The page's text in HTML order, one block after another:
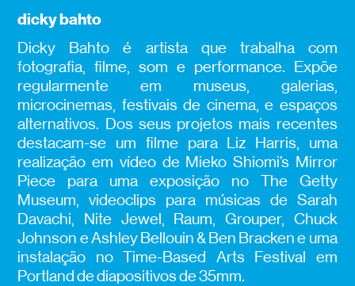
dicky bahto
Dicky Bahto é artista que trabalha com
fotografia, filme, som e performance. Expõe
regularmente em museus, galerias,
microcinemas, festivais de cinema, e espaços
alternativos. Dos seus projetos mais recentes
destacam-se um filme para Liz Harris, uma
realização em vídeo de Mieko Shiomi’s Mirror
Piece para uma exposição no The Getty
Museum, videoclips para músicas de Sarah
Davachi, Nite Jewel, Raum, Grouper, Chuck
Johnson e Ashley Bellouin & Ben Bracken e uma
instalação no Time-Based Arts Festival em
Portland de diapositivos de 35mm.